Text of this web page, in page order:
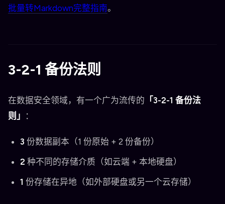
批量转Markdown完整指南。
3-2-1 备份法则
在数据安全领域，有一个广为流传的 「3-2-1 备份法
则」
：
3 份数据副本（1 份原始 + 2 份备份）
2 种不同的存储介质（如云端 + 本地硬盘）
1 份存储在异地（如外部硬盘或另一个云存储）